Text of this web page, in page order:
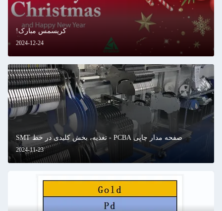
2024-12-24
کریسمس مبارک!
2024-11-23
صفحه مدار چاپی PCBA - تغذیه، بخش کلیدی در خط SMT